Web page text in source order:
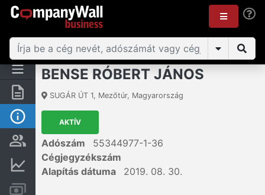
Összegzés
Alap információk
Személyek és tulajdonjog
Pénzügyi információk
BENSE RÓBERT JÁNOS
SUGÁR ÚT 1, Mezőtúr, Magyarország
AKTÍV
Adószám
55344977-1-36
Cégjegyzékszám
Alapítás dátuma
2019. 08. 30.